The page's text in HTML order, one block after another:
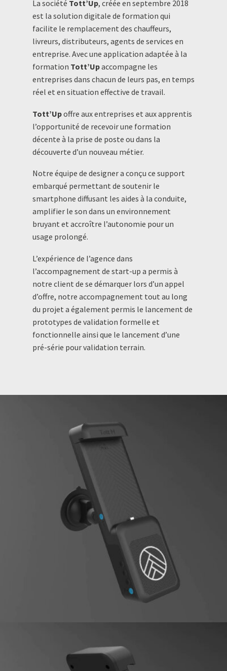
La société Tott’Up, créée en septembre 2018
est la solution digitale de formation qui
facilite le remplacement des chauffeurs,
livreurs, distributeurs, agents de services en
entreprise. Avec une application adaptée à la
formation Tott’Upaccompagne les
entreprises dans chacun de leurs pas, en temps
réel et en situation effective de travail.
Tott’Upoffre aux entreprises et aux apprentis
l’opportunité de recevoir une formation
décente à la prise de poste ou dans la
découverte d’un nouveau métier.
Notre équipe de designer a conçu ce support
embarqué permettant de soutenir le
smartphone diffusant les aides à la conduite,
amplifier le son dans un environnement
bruyant et accroître l’autonomie pour un
usage prolongé.
L’expérience de l’agence dans
l’accompagnement de start-up a permis à
notre client de se démarquer lors d’un appel
d’offre, notre accompagnement tout au long
du projet a également permis le lancement de
prototypes de validation formelle et
fonctionnelle ainsi que le lancement d’une
pré-série pour validation terrain.